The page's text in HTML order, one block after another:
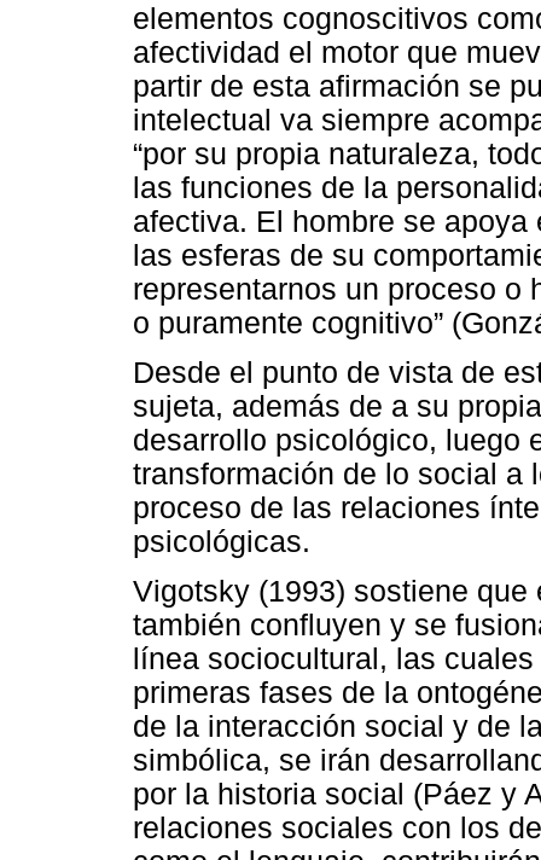
elementos cognoscitivos
afectividad el motor que
partir de esta afirmación se
intelectual va siempre
“por su propia naturaleza,
las funciones de la
afectiva. El hombre se
las esferas de su
representarnos un proceso o
o puramente cognitivo”
Desde el punto de vista de
sujeta, además de a su
desarrollo psicológico, luego
transformación de lo social a
proceso de las relaciones
psicológicas.
Vigotsky (1993) sostiene
también confluyen y se
línea sociocultural, las
primeras fases de la
de la interacción social y de
simbólica, se irán
por la historia social (Páez y
relaciones sociales con los